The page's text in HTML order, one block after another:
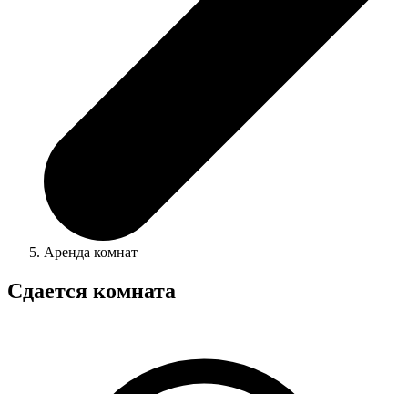
Аренда комнат
Сдается комната